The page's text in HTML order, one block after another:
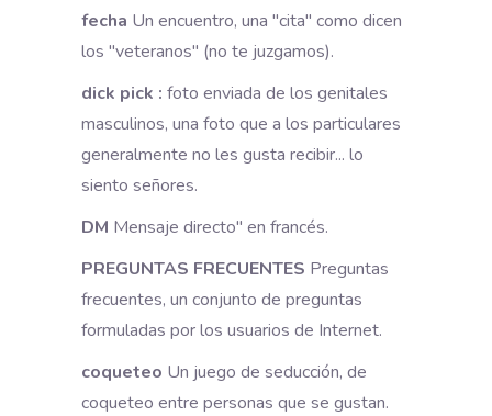
fecha Un encuentro, una "cita" como dicen
los "veteranos" (no te juzgamos).
dick pick : foto enviada de los genitales
masculinos, una foto que a los particulares
generalmente no les gusta recibir... lo
siento señores.
DM Mensaje directo" en francés.
PREGUNTAS FRECUENTES Preguntas
frecuentes, un conjunto de preguntas
formuladas por los usuarios de Internet.
coqueteo Un juego de seducción, de
coqueteo entre personas que se gustan.